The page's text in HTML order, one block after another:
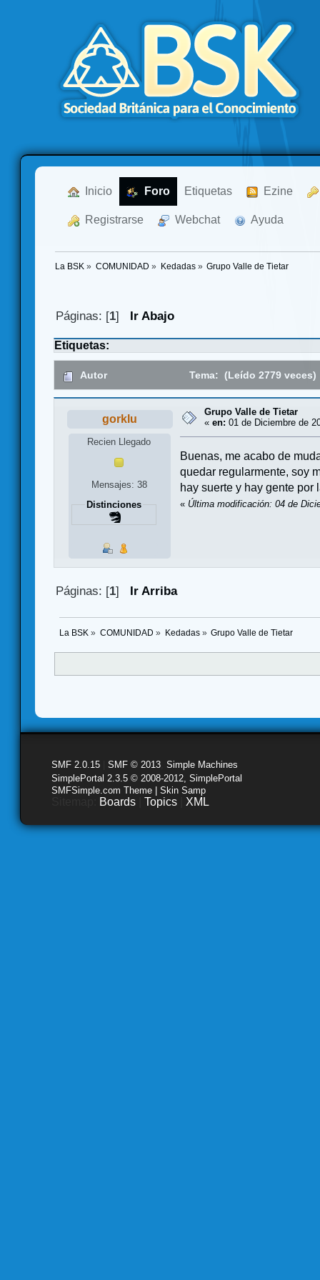
Inicio Foro Etiquetas Ezine
Registrarse Webchat Ayuda
La BSK » COMUNIDAD » Kedadas» Grupo Valle de Tietar
Páginas: [1] Ir Abajo
Etiquetas:
Autor Tema: (Leído 2779 veces)
gorklu
Recien Llegado
Mensajes: 38
Distinciones
Grupo Valle de Tietar
« en: 01 de Diciembre de
Buenas, me acabo de
quedar regularmente, soy
hay suerte y hay gente por
« Última modificación: 04 de
Páginas: [1] Ir Arriba
La BSK » COMUNIDAD » Kedadas» Grupo Valle de Tietar
SMF 2.0.15 SMF © 2013 Simple Machines
SimplePortal 2.3.5 © 2008-2012, SimplePortal
SMFSimple.com Theme | Skin Samp
Boards Topics XML